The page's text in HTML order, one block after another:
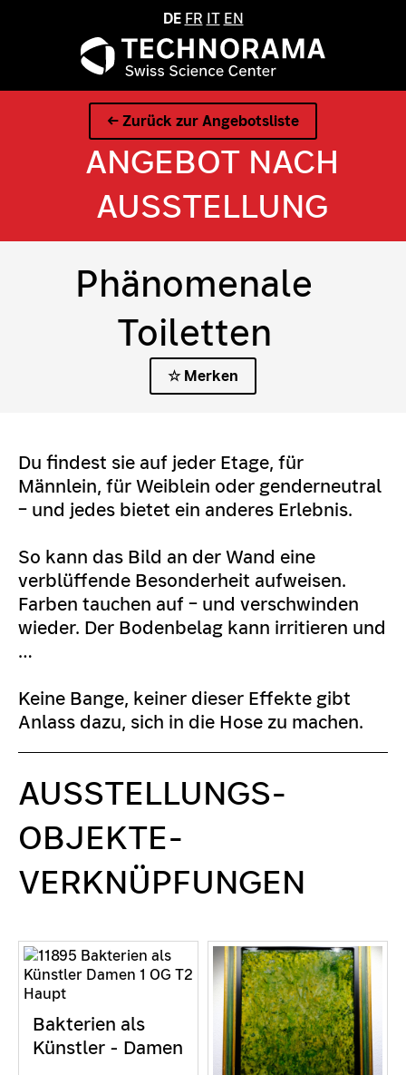
DE FR IT EN
← Zurück zur Angebotsliste
ANGEBOT NACH
AUSSTELLUNG
Phänomenale
Toiletten
☆ Merken
Du findest sie auf jeder Etage, für
Männlein, für Weiblein oder genderneutral
– und jedes bietet ein anderes Erlebnis.
So kann das Bild an der Wand eine
verblüffende Besonderheit aufweisen.
Farben tauchen auf – und verschwinden
wieder. Der Bodenbelag kann irritieren und
…
Keine Bange, keiner dieser Effekte gibt
Anlass dazu, sich in die Hose zu machen.
AUSSTELLUNGS­
OBJEKTE-
VERKNÜPFUNGEN
Bakterien als
Künstler - Damen